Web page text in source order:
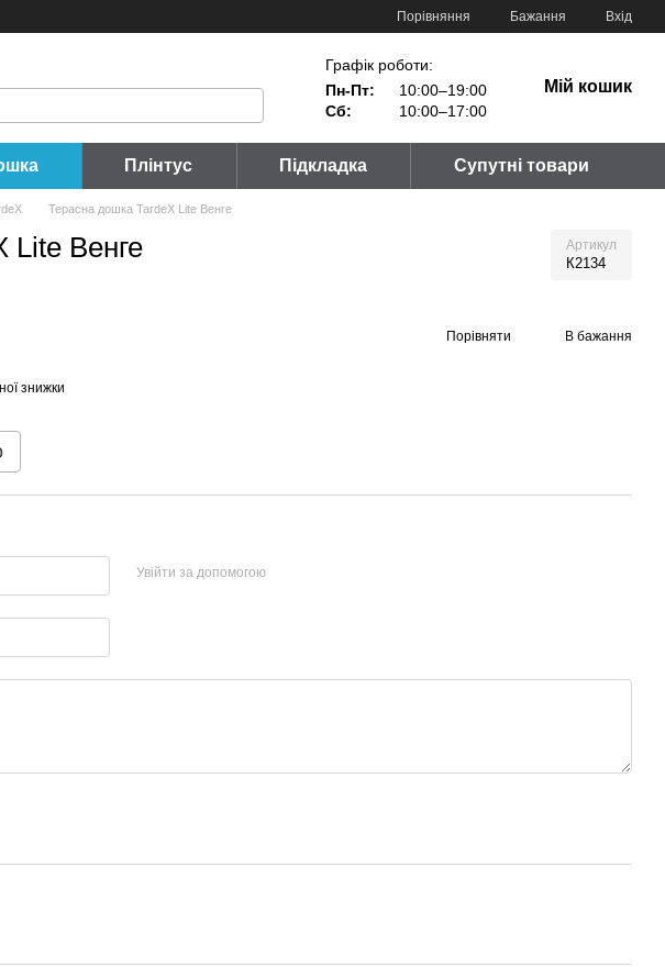
Порівняння Бажання Вхід
Графік роботи:
Пн-Пт:
10:00–19:00
Сб:
10:00–17:00
Мій кошик
Плінтус Підкладка Супутні товари
Терасна дошка TardeX Lite Венге
Lite Венге Артикул
К2134
Порівняти В бажання
знижки
Увійти за допомогою